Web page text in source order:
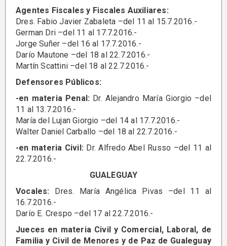
Agentes Fiscales y Fiscales Auxiliares:
Dres. Fabio Javier Zabaleta –del 11 al 15.7.2016.-
German Dri –del 11 al 17.7.2016.-
Jorge Suñer –del 16 al 17.7.2016.-
Darío Mautone –del 18 al 22.7.2016.-
Martín Scattini –del 18 al 22.7.2016.-
Defensores Públicos:
-en materia Penal: Dr. Alejandro María Giorgio –del
11 al 13.7.2016.-
María del Lujan Giorgio –del 14 al 17.7.2016.-
Walter Daniel Carballo –del 18 al 22.7.2016.-
-en materia Civil: Dr. Alfredo Abel Russo –del 11 al
22.7.2016.-
GUALEGUAY
Vocales: Dres. María Angélica Pivas –del 11 al
16.7.2016.-
Darío E. Crespo –del 17 al 22.7.2016.-
Jueces en materia Civil y Comercial, Laboral, de
Familia y Civil de Menores y de Paz de Gualeguay